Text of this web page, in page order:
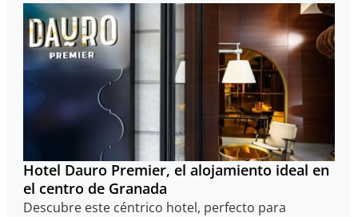
Hotel Dauro Premier, el alojamiento ideal en
el centro de Granada
Descubre este céntrico hotel, perfecto para